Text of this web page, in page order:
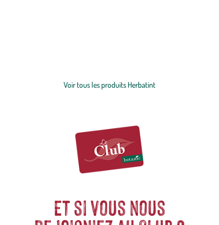
Voir tous les produits Herbatint
Et si vous nous